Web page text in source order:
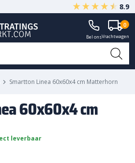
Gegarandeerd A-kwaliteit
8.9
Bel onsVrachtwagen
0
Smartton Linea 60x60x4 cm Matterhorn
60x60x4 cm
leverbaar
60x60x4 cm